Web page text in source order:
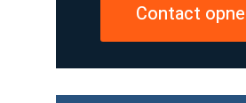
Contact